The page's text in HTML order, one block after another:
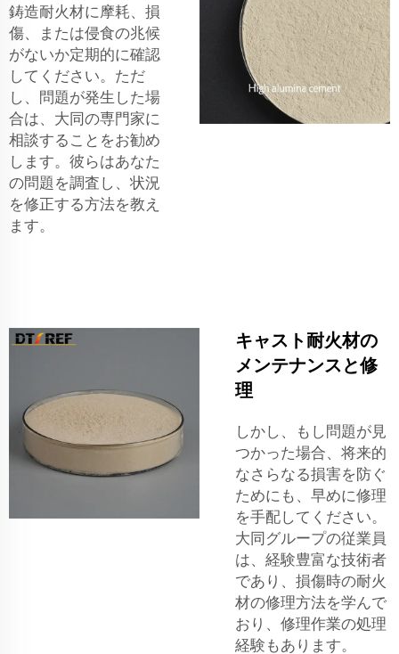
鋳造耐火材に摩耗、損
傷、または侵食の兆候
がないか定期的に確認
してください。ただ
し、問題が発生した場
合は、大同の専門家に
相談することをお勧め
します。彼らはあなた
の問題を調査し、状況
を修正する方法を教え
ます。
キャスト耐火材の
メンテナンスと修
理
しかし、もし問題が見
つかった場合、将来的
なさらなる損害を防ぐ
ためにも、早めに修理
を手配してください。
大同グループの従業員
は、経験豊富な技術者
であり、損傷時の耐火
材の修理方法を学んで
おり、修理作業の処理
経験もあります。